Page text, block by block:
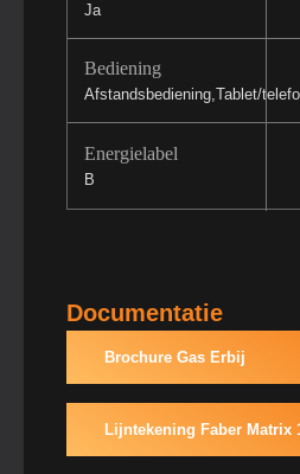
Ja
Bediening
Afstandsbediening,Tablet/
Energielabel
B
Documentatie
Brochure Gas Erbij
Lijntekening Faber Matrix